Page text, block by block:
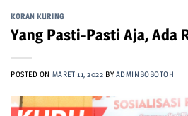
KORAN KURING
Yang Pasti-Pasti Aja, Ada
POSTED ON MARET 11, 2022 BY ADMINBOBOTOH